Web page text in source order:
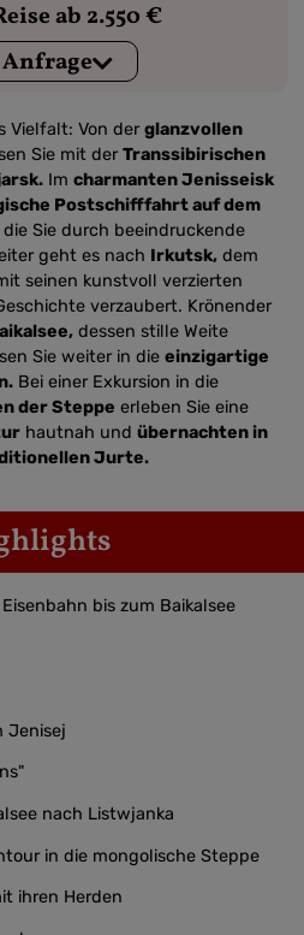
ab 2.550 €
Vielfalt: Von derglanzvollen
Sie mit derTranssibirischen
Im charmanten Jenisseisk
Postschifffahrt auf dem
die Sie durch beeindruckende
geht es nach Irkutsk, dem
seinen kunstvoll verzierten
verzaubert. Krönender
dessen stille Weite
Sie weiter in die einzigartige
Bei einer Exkursion in die
der Steppe erleben Sie eine
hautnah und übernachten in
Jurte.
bis zum Baikalsee
Jenisej
nach Listwjanka
in die mongolische Steppe
ihren Herden